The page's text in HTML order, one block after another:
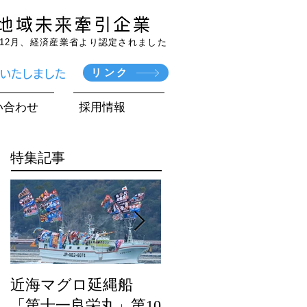
月、経済産業省より認定されました
たしました リンク
合わせ 採用情報
特集記事
近海マグロ延縄船